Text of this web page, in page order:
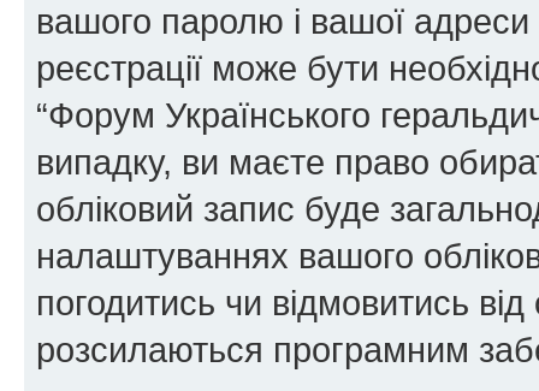
вашого паролю і вашої адреси
реєстрації може бути
“Форум Українського
випадку, ви маєте право
обліковий запис буде
налаштуваннях вашого
погодитись чи відмовитись
розсилаються програмним